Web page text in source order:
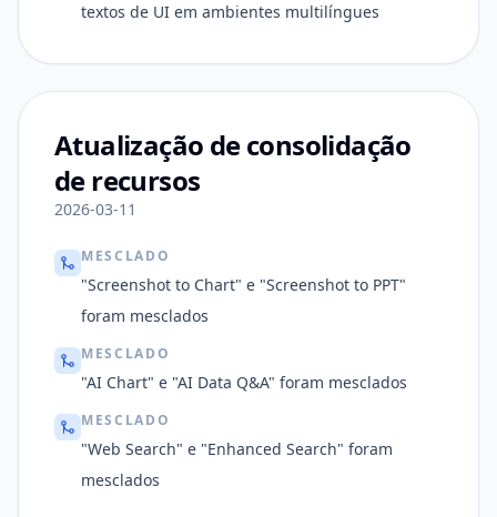
textos de UI em ambientes multilíngues
Atualização de consolidação
de recursos
2026-03-11
MESCLADO
"Screenshot to Chart" e "Screenshot to PPT"
foram mesclados
MESCLADO
"AI Chart" e "AI Data Q&A" foram mesclados
MESCLADO
"Web Search" e "Enhanced Search" foram
mesclados